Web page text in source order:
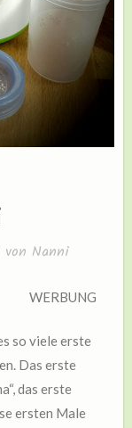
von Nanni
WERBUNG
so viele erste
Das erste
das erste
ersten Male